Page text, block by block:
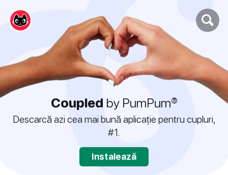
Coupled by PumPum®
Descarcă azi cea mai bună aplicație pentru cupluri,
#1.
Instalează